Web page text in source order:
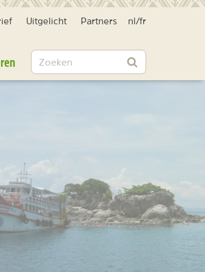
Uitgelicht Partners nl /fr
Zoeken
Zoeken